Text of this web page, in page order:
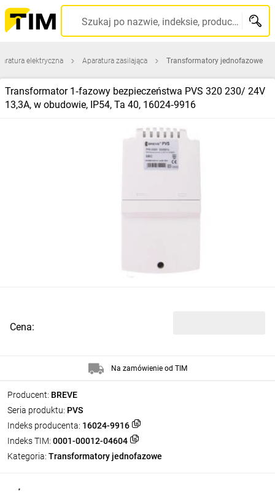
Szukaj po nazwie, indeksie, producencie, kodzie kreskowym...
elektryczna Aparatura zasilająca Transformatory jednofazowe
Transformator 1‑fazowy bezpieczeństwa PVS 320 230/ 24V
13,3A, w obudowie, IP54, Ta 40, 16024‑9916
Producent: BREVE
Seria produktu: PVS
Indeks producenta: 16024-9916
Indeks TIM: 0001-00012-04604
Kategoria: Transformatory jednofazowe
Cena:
Na zamówienie od TIM